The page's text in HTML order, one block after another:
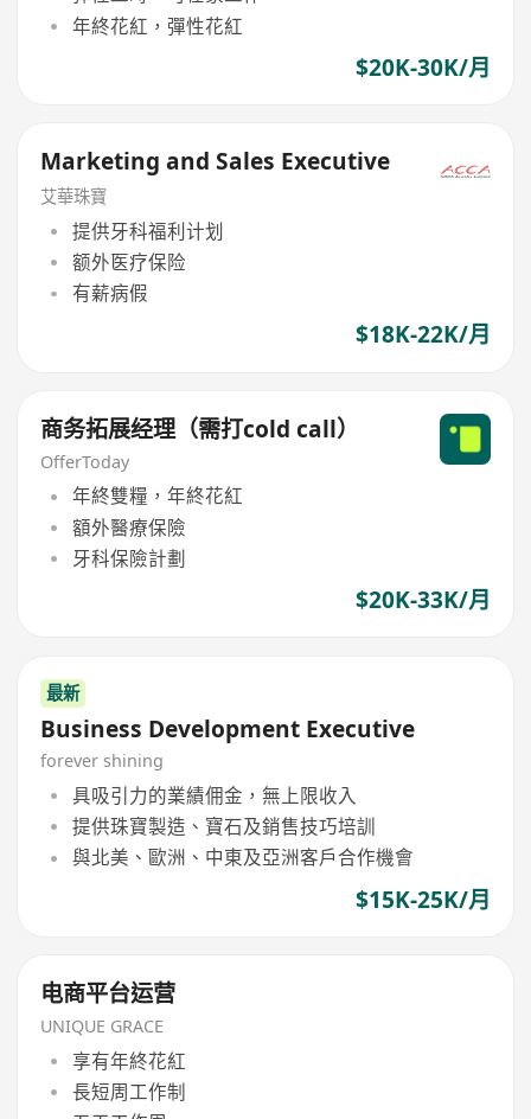
年終花紅，彈性花紅
$20K-30K/月
Marketing and Sales Executive
艾華珠寶
提供牙科福利计划
额外医疗保险
有薪病假
$18K-22K/月
商务拓展经理（需打cold call）
OfferToday
年終雙糧，年終花紅
額外醫療保險
牙科保險計劃
$20K-33K/月
最新
Business Development Executive
forever shining
具吸引力的業績佣金，無上限收入
提供珠寶製造、寶石及銷售技巧培訓
與北美、歐洲、中東及亞洲客戶合作機會
$15K-25K/月
电商平台运营
UNIQUE GRACE
享有年終花紅
長短周工作制